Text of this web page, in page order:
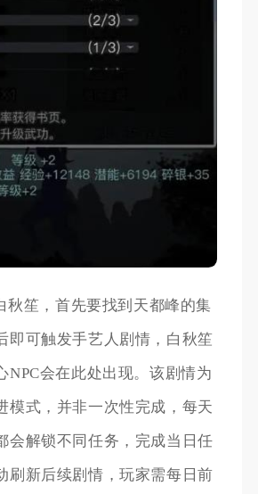
秋笙，首先要找到天都峰的集
即可触发手艺人剧情，白秋笙
NPC会在此处出现。该剧情为
模式，并非一次性完成，每天
会解锁不同任务，完成当日任
刷新后续剧情，玩家需每日前